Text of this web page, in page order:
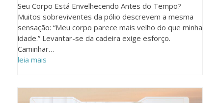
Seu Corpo Está Envelhecendo Antes do Tempo?
Muitos sobreviventes da pólio descrevem a mesma
sensação: “Meu corpo parece mais velho do que minha
idade.” Levantar-se da cadeira exige esforço.
Caminhar…
leia mais